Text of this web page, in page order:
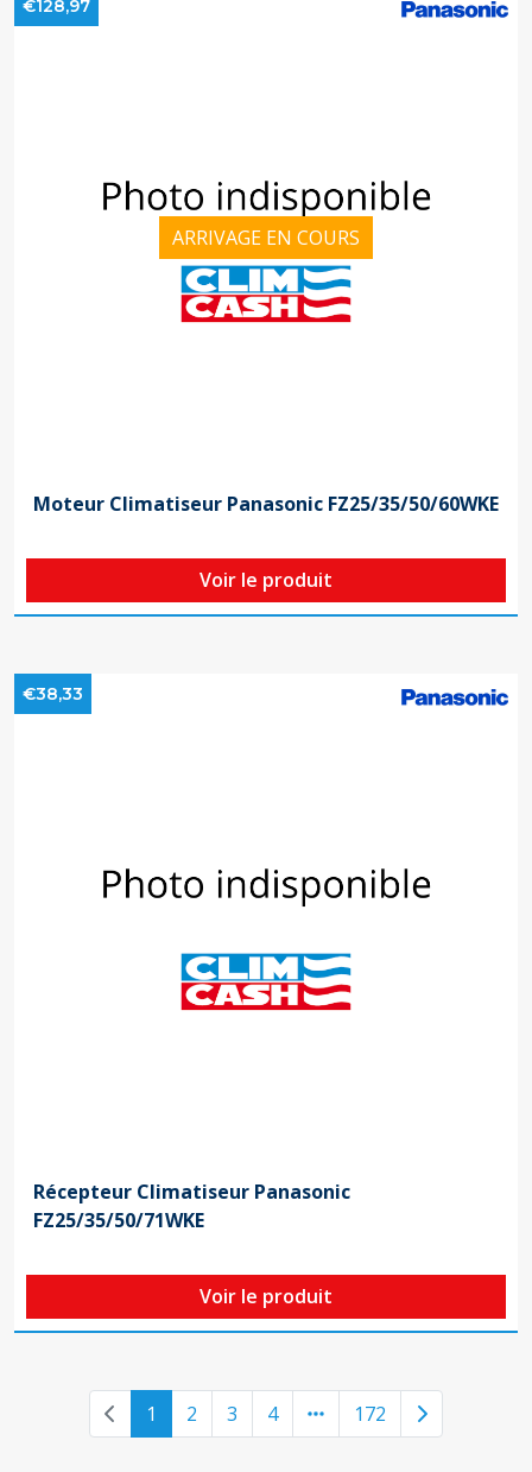
ARRIVAGE EN COURS
€128,97
Moteur Climatiseur Panasonic FZ25/35/50/60WKE
Voir le produit
€38,33
Récepteur Climatiseur Panasonic
FZ25/35/50/71WKE
Voir le produit
Previous page
1 2 3 4 172 Next page